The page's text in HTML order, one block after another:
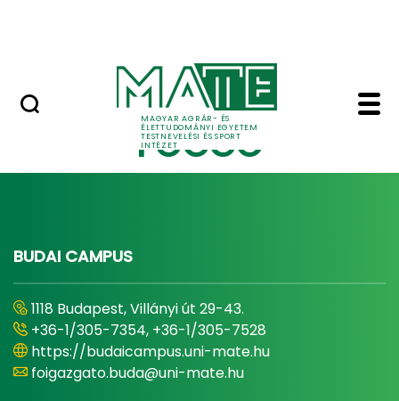
MAGYAR AGRÁR- ÉS
ÉLETTUDOMÁNYI EGYETEM
TESTNEVELÉSI ÉS SPORT
INTÉZET
Edzési időpontUtolsó frissítés: 2024 január 23.
FOGGO
BUDAI CAMPUS
1118 Budapest, Villányi út 29-43.
+36-1/305-7354, +36-1/305-7528
https://budaicampus.uni-mate.hu
foigazgato.buda@uni-mate.hu